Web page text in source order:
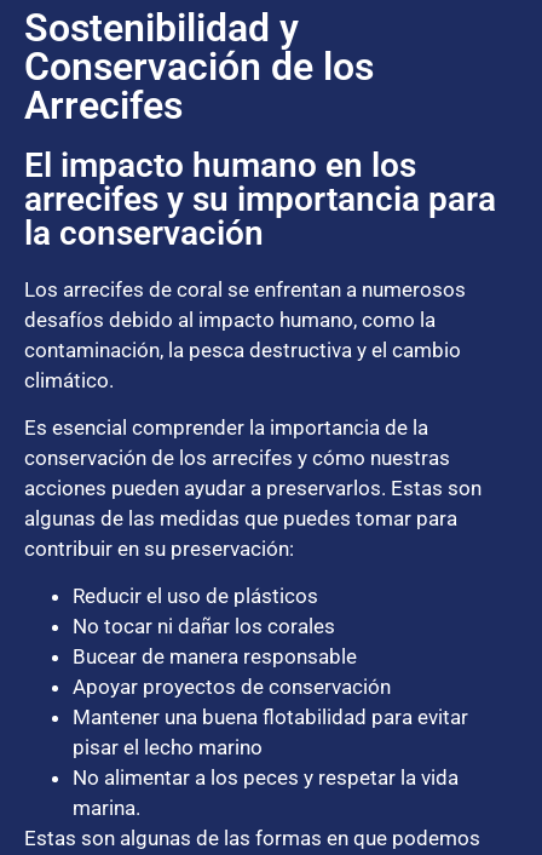
Sostenibilidad y
Conservación de los
Arrecifes
El impacto humano en los
arrecifes y su importancia para
la conservación
Los arrecifes de coral se enfrentan a numerosos
desafíos debido al impacto humano, como la
contaminación, la pesca destructiva y el cambio
climático.
Es esencial comprender la importancia de la
conservación de los arrecifes y cómo nuestras
acciones pueden ayudar a preservarlos. Estas son
algunas de las medidas que puedes tomar para
contribuir en su preservación:
Reducir el uso de plásticos
No tocar ni dañar los corales
Bucear de manera responsable
Apoyar proyectos de conservación
Mantener una buena flotabilidad para evitar
pisar el lecho marino
No alimentar a los peces y respetar la vida
marina.
Estas son algunas de las formas en que podemos